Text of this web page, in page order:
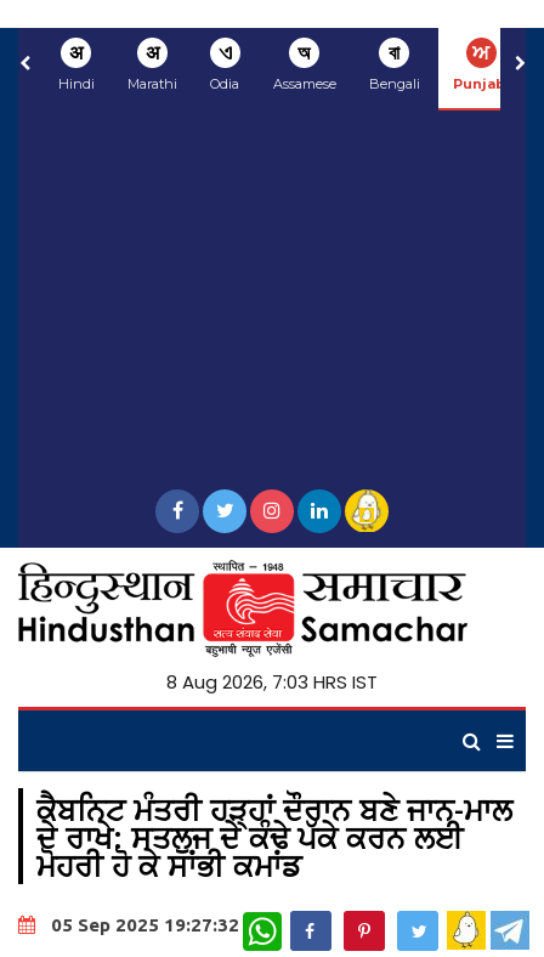
अ
Hindi
अ
Marathi
ଏ
Odia
অ
Assamese
বা
Bengali
ਅ
Punjabi
8 Aug 2026, 7:03 HRS IST
ਕੈਬਨਿਟ ਮੰਤਰੀ ਹੜ੍ਹਾਂ ਦੌਰਾਨ ਬਣੇ ਜਾਨ-ਮਾਲ
ਦੇ ਰਾਖੇ: ਸਤਲੁਜ ਦੇ ਕੰਢੇ ਪੱਕੇ ਕਰਨ ਲਈ
ਮੋਹਰੀ ਹੋ ਕੇ ਸਾਂਭੀ ਕਮਾਂਡ
05 Sep 2025 19:27:32 WhatsApp